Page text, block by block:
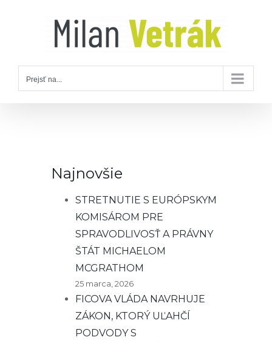
Prejsť na...
Najnovšie
STRETNUTIE S EURÓPSKYM
KOMISÁROM PRE
SPRAVODLIVOSŤ A PRÁVNY
ŠTÁT MICHAELOM
MCGRATHOM
25 marca, 2026
FICOVA VLÁDA NAVRHUJE
ZÁKON, KTORÝ UĽAHČÍ
PODVODY S